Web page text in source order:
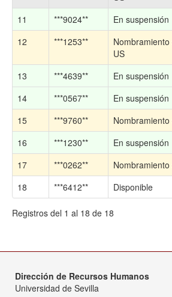
11
***9024**
En suspensión
12
***1253**
US
13
***4639**
En suspensión
14
***0567**
En suspensión
15
***9760**
16
***1230**
En suspensión
17
***0262**
18
***6412** Disponible
Registros del 1 al 18 de 18
Dirección de Recursos Humanos
Universidad de Sevilla